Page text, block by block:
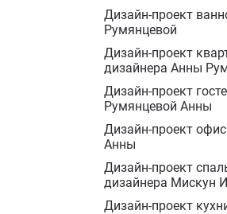
Дизайн-проект
Румянцевой
Дизайн-проект
дизайнера Анны
Дизайн-проект
Румянцевой Анны
Дизайн-проект
Анны
Дизайн-проект
дизайнера Мискун
Дизайн-проект